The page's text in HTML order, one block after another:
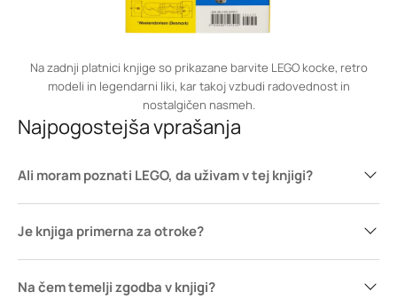
Na zadnji platnici knjige so prikazane barvite LEGO kocke, retro
modeli in legendarni liki, kar takoj vzbudi radovednost in
nostalgičen nasmeh.
Najpogostejša vprašanja
Ali moram poznati LEGO, da uživam v tej knjigi?
Je knjiga primerna za otroke?
Na čem temelji zgodba v knjigi?